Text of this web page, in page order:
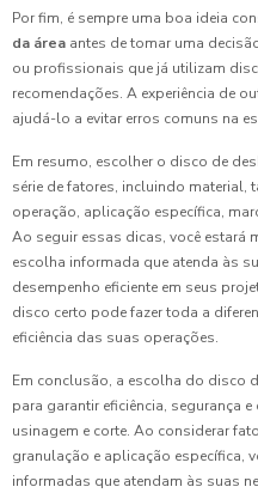
Por fim, é sempre uma boa ideia
da área antes de tomar uma
ou profissionais que já utilizam
recomendações. A experiência de
ajudá-lo a evitar erros comuns na
Em resumo, escolher o disco de
série de fatores, incluindo material,
operação, aplicação específica,
Ao seguir essas dicas, você estará
escolha informada que atenda às
desempenho eficiente em seus
disco certo pode fazer toda a
eficiência das suas operações.
Em conclusão, a escolha do disco
para garantir eficiência, segurança
usinagem e corte. Ao considerar
granulação e aplicação específica,
informadas que atendam às suas